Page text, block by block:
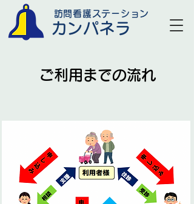
訪問看護ステーション
カンパネラ
​ご利用までの流れ